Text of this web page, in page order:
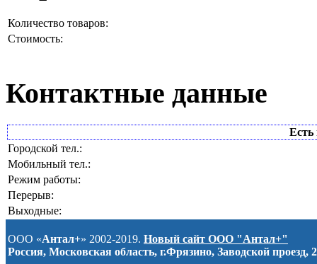
Количество товаров:
Стоимость:
Контактные данные
Есть
Городской тел.:
Мобильный тел.:
Режим работы:
Перерыв:
Выходные:
ООО «Антал+» 2002-2019. Новый сайт ООО "Антал+"
Россия, Московская область, г.Фрязино, Заводской проезд, 2